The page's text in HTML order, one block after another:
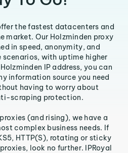
the fastest datacenters and
market. Our Holzminden proxy
in speed, anonymity, and
with uptime higher
IP address, you can
information source you need
having to worry about
scraping protection.
(and rising), we have a
complex business needs. If
HTTP(S), rotating or sticky
look no further. IPRoyal